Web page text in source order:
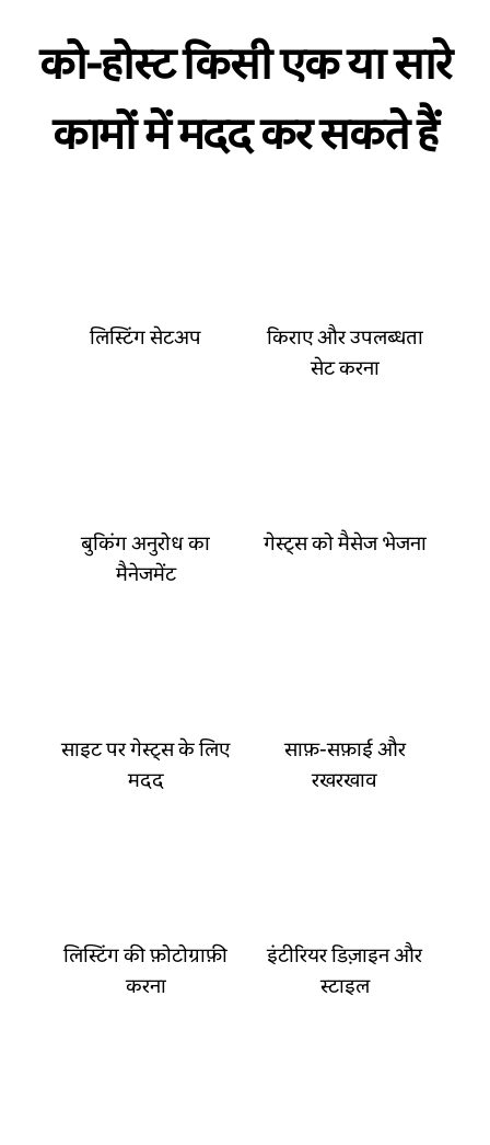
को-होस्ट किसी एक या सारे
कामों में मदद कर सकते हैं
लिस्टिंग सेटअप
किराए और उपलब्धता
सेट करना
बुकिंग अनुरोध का
मैनेजमेंट
गेस्ट्स को मैसेज भेजना
साइट पर गेस्ट्स के लिए
मदद
साफ़-सफ़ाई और
रखरखाव
लिस्टिंग की फ़ोटोग्राफ़ी
करना
इंटीरियर डिज़ाइन और
स्टाइल